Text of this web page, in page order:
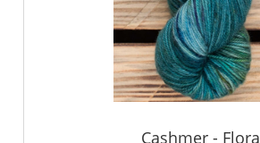
Cashmer - Flora